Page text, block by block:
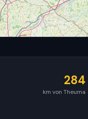
284
km von Theuma